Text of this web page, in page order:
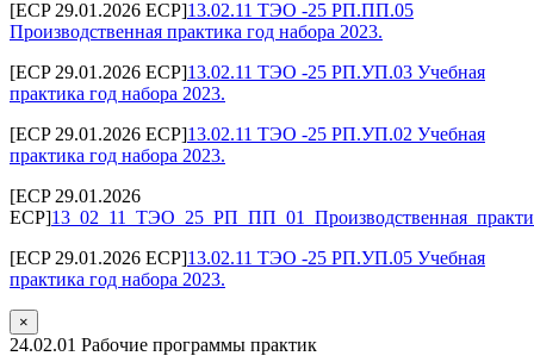
[ECP 29.01.2026 ECP]13.02.11 ТЭО -25 РП.ПП.05
Производственная практика год набора 2023.
[ECP 29.01.2026 ECP]13.02.11 ТЭО -25 РП.УП.03 Учебная
практика год набора 2023.
[ECP 29.01.2026 ECP]13.02.11 ТЭО -25 РП.УП.02 Учебная
практика год набора 2023.
[ECP 29.01.2026
ECP]
[ECP 29.01.2026 ECP]13.02.11 ТЭО -25 РП.УП.05 Учебная
практика год набора 2023.
×
24.02.01 Рабочие программы практик